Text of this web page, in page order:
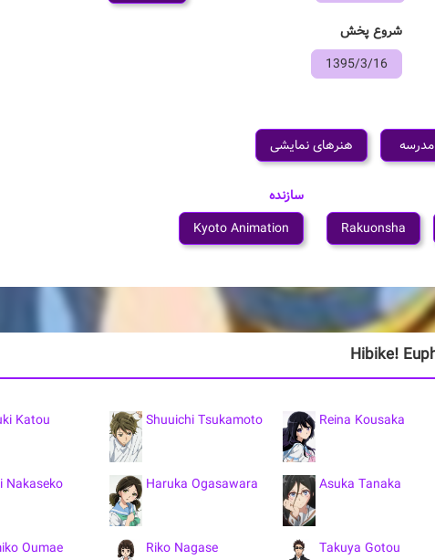
شروع پخش
1395/3/16
مدرسه هنرهای نمایشی
Rakuonsha
سازنده
Kyoto Animation
Reina Kousaka
Shuuichi Tsukamoto
Katou
Asuka Tanaka
Haruka Ogasawara
Nakaseko
Takuya Gotou
Riko Nagase
Oumae